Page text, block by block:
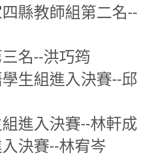
縣教師組第二名--
名--洪巧筠
生組進入決賽--邱
進入決賽--林軒成
決賽--林宥岑